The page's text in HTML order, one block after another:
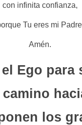
con infinita confianza,
Tu eres mi
Amén.
Ego para
los